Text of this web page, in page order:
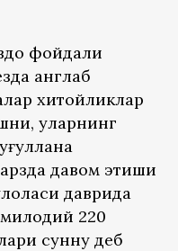
фойдали
англаб
хитойликлар
уларнинг
давом этиши
даврида
220
сунну деб